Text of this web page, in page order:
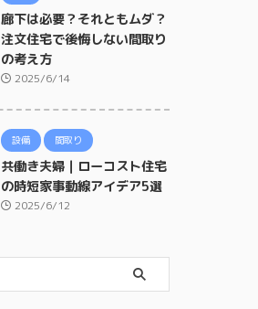
廊下は必要？それともムダ？
注文住宅で後悔しない間取り
の考え方
2025/6/14
設備 間取り
共働き夫婦｜ローコスト住宅
の時短家事動線アイデア5選
2025/6/12